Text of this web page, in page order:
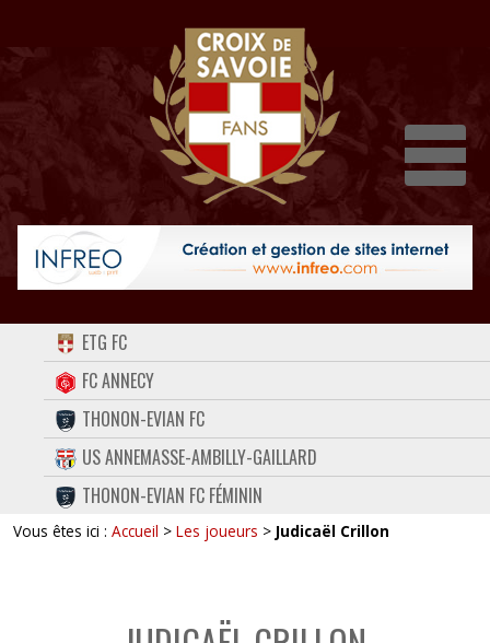
ACCUEIL
FORUM
CONTACT
FACEBOOK
TWITTER
ETG FC
FC ANNECY
THONON-EVIAN FC
US ANNEMASSE-AMBILLY-GAILLARD
THONON-EVIAN FC FÉMININ
Vous êtes ici : Accueil > Les joueurs > Judicaël Crillon